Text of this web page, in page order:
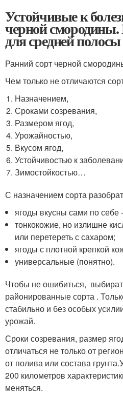
Устойчивые к
черной
для средней
Ранний сорт черной
Чем только не отличаются
Назначением,
Сроками созревания,
Размером ягод,
Урожайностью,
Вкусом ягод,
Устойчивостью к
Зимостойкостью…
С назначением сорта
ягоды вкусны сами по
тонкокожие, но излишне
или перетереть с сахаром;
ягоды с плотной крепкой
универсальные (понятно).
Чтобы не ошибиться,
районированные сорта .
стабильно и без особых
урожай.
Сроки созревания, размер
отличаться не только от
от полива или состава
200 километров
меняться.